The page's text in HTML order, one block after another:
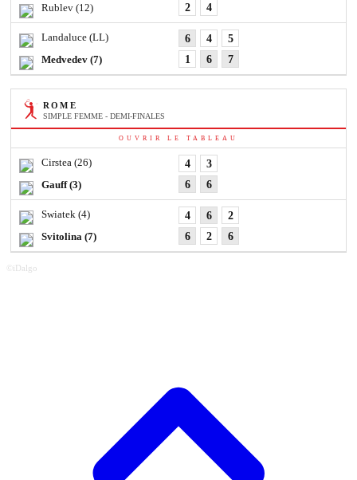
Rublev (12)
2
4
Landaluce (LL)
Medvedev (7)
6
1
4
6
5
7
ROME
SIMPLE FEMME - DEMI-FINALES
OUVRIR LE TABLEAU
Cirstea (26)
Gauff(3)
4
6
3
6
Swiatek (4)
Svitolina (7)
4
6
6
2
2
6
©iDalgo